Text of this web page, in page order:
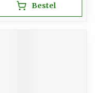
Bestel